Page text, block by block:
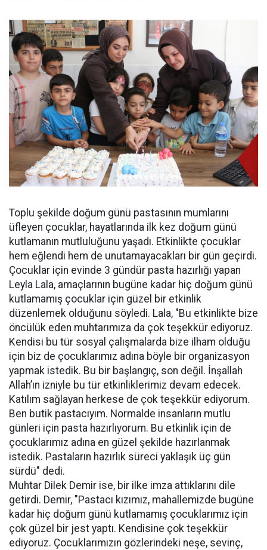
Toplu şekilde doğum günü pastasının mumlarını
üfleyen çocuklar, hayatlarında ilk kez doğum günü
kutlamanın mutluluğunu yaşadı. Etkinlikte çocuklar
hem eğlendi hem de unutamayacakları bir gün geçirdi.
Çocuklar için evinde 3 gündür pasta hazırlığı yapan
Leyla Lala, amaçlarının bugüne kadar hiç doğum günü
kutlamamış çocuklar için güzel bir etkinlik
düzenlemek olduğunu söyledi. Lala, "Bu etkinlikte bize
öncülük eden muhtarımıza da çok teşekkür ediyoruz.
Kendisi bu tür sosyal çalışmalarda bize ilham olduğu
için biz de çocuklarımız adına böyle bir organizasyon
yapmak istedik. Bu bir başlangıç, son değil. İnşallah
Allah’ın izniyle bu tür etkinliklerimiz devam edecek.
Katılım sağlayan herkese de çok teşekkür ediyorum.
Ben butik pastacıyım. Normalde insanların mutlu
günleri için pasta hazırlıyorum. Bu etkinlik için de
çocuklarımız adına en güzel şekilde hazırlanmak
istedik. Pastaların hazırlık süreci yaklaşık üç gün
sürdü" dedi.
Muhtar Dilek Demir ise, bir ilke imza attıklarını dile
getirdi. Demir, "Pastacı kızımız, mahallemizde bugüne
kadar hiç doğum günü kutlamamış çocuklarımız için
çok güzel bir jest yaptı. Kendisine çok teşekkür
ediyoruz. Çocuklarımızın gözlerindeki neşe, sevinç,